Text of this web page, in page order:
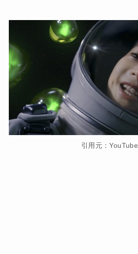
引用元：YouTube